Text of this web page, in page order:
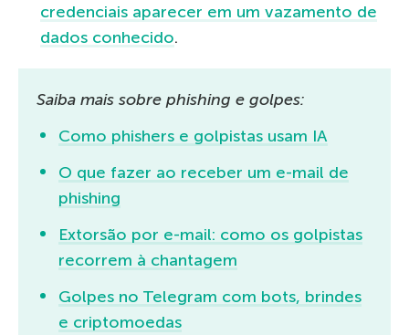
credenciais aparecer em um vazamento de
dados conhecido.
Saiba mais sobre phishing e golpes:
Como phishers e golpistas usam IA
O que fazer ao receber um e-mail de
phishing
Extorsão por e-mail: como os golpistas
recorrem à chantagem
Golpes no Telegram com bots, brindes
e criptomoedas